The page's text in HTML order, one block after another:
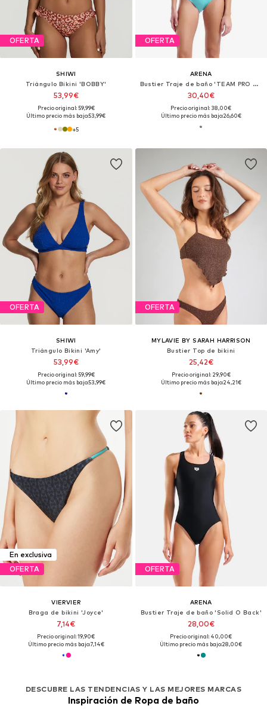
OFERTA
SHIWI
Triángulo Bikini 'BOBBY'
53,99€
Precio original: 59,99€
Último precio más bajo:53,99€
+5
OFERTA
ARENA
Bustier Traje de baño 'TEAM PRO SOLID'
30,40€
Precio original: 38,00€
Último precio más bajo:26,60€
OFERTA
SHIWI
Triángulo Bikini 'Amy'
53,99€
Precio original: 59,99€
Último precio más bajo:53,99€
OFERTA
MYLAVIE BY SARAH HARRISON
Bustier Top de bikini
25,42€
Precio original: 29,90€
Último precio más bajo:24,21€
En exclusiva
OFERTA
VIERVIER
Braga de bikini 'Joyce'
7,14€
Precio original: 19,90€
Último precio más bajo:7,14€
OFERTA
ARENA
Bustier Traje de baño 'Solid O Back'
28,00€
Precio original: 40,00€
Último precio más bajo:28,00€
DESCUBRE LAS TENDENCIAS Y LAS MEJORES MARCAS
Inspiración de Ropa de baño